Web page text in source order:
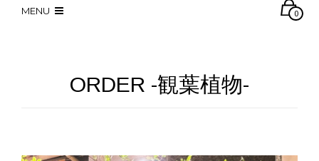
MENU 0
ORDER -観葉植物-